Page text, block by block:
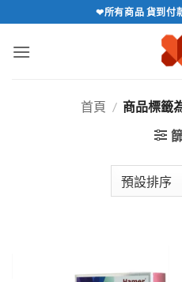
轉
❤所有商品 貨到付
首頁 / 商品標籤